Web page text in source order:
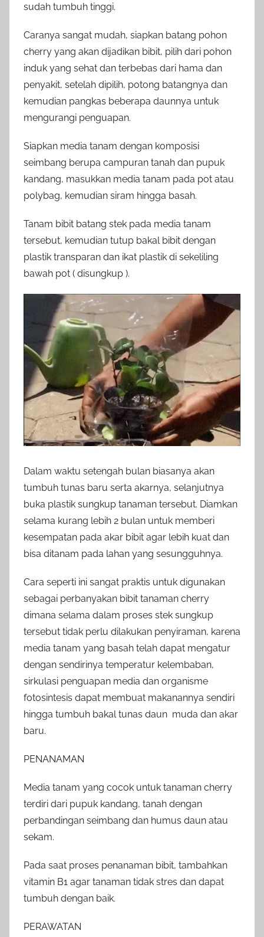
sudah tumbuh tinggi.
Caranya sangat mudah, siapkan batang pohon
cherry yang akan dijadikan bibit, pilih dari pohon
induk yang sehat dan terbebas dari hama dan
penyakit, setelah dipilih, potong batangnya dan
kemudian pangkas beberapa daunnya untuk
mengurangi penguapan.
Siapkan media tanam dengan komposisi
seimbang berupa campuran tanah dan pupuk
kandang, masukkan media tanam pada pot atau
polybag, kemudian siram hingga basah.
Tanam bibit batang stek pada media tanam
tersebut, kemudian tutup bakal bibit dengan
plastik transparan dan ikat plastik di sekeliling
bawah pot ( disungkup ).
Dalam waktu setengah bulan biasanya akan
tumbuh tunas baru serta akarnya, selanjutnya
buka plastik sungkup tanaman tersebut. Diamkan
selama kurang lebih 2 bulan untuk memberi
kesempatan pada akar bibit agar lebih kuat dan
bisa ditanam pada lahan yang sesungguhnya.
Cara seperti ini sangat praktis untuk digunakan
sebagai perbanyakan bibit tanaman cherry
dimana selama dalam proses stek sungkup
tersebut tidak perlu dilakukan penyiraman, karena
media tanam yang basah telah dapat mengatur
dengan sendirinya temperatur kelembaban,
sirkulasi penguapan media dan organisme
fotosintesis dapat membuat makanannya sendiri
hingga tumbuh bakal tunas daun muda dan akar
baru.
PENANAMAN
Media tanam yang cocok untuk tanaman cherry
terdiri dari pupuk kandang, tanah dengan
perbandingan seimbang dan humus daun atau
sekam.
Pada saat proses penanaman bibit, tambahkan
vitamin B1 agar tanaman tidak stres dan dapat
tumbuh dengan baik.
PERAWATAN